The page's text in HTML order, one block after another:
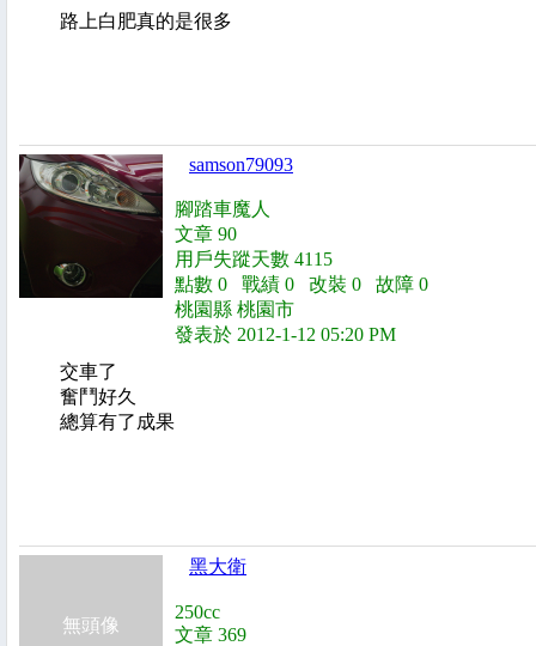
路上白肥真的是很多
samson79093
腳踏車魔人
文章 90
用戶失蹤天數 4115
點數 0 戰績 0 改裝 0 故障 0
桃園縣 桃園市
發表於 2012-1-12 05:20 PM
交車了
奮鬥好久
總算有了成果
無頭像
黑大衛
250cc
文章 369